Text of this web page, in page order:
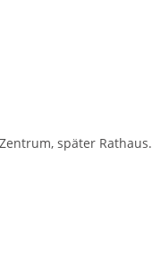
später Rathaus.